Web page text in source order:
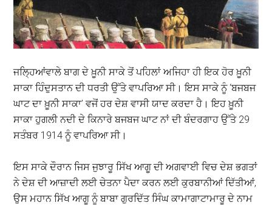
ਜਲ੍ਹਿਆਂਵਾਲੇ ਬਾਗ ਦੇ ਖ਼ੂਨੀ ਸਾਕੇ ਤੋਂ ਪਹਿਲਾਂ ਅਜਿਹਾ ਹੀ ਇਕ ਹੋਰ ਖ਼ੂਨੀ
ਸਾਕਾ ਹਿੰਦੁਸਤਾਨ ਦੀ ਧਰਤੀ ਉੱਤੇ ਵਾਪਰਿਆ ਸੀ। ਇਸ ਸਾਕੇ ਨੂੰ ‘ਬਜਬਜ
ਘਾਟ ਦਾ ਖ਼ੂਨੀ ਸਾਕਾ’ ਵਜੋਂ ਹਰ ਦੇਸ਼ ਵਾਸੀ ਯਾਦ ਕਰਦਾ ਹੈ। ਇਹ ਖ਼ੂਨੀ
ਸਾਕਾ ਹੁਗਲੀ ਨਦੀ ਦੇ ਕਿਨਾਰੇ ਬਜਬਜ ਘਾਟ ਨਾਂ ਦੀ ਬੰਦਰਗਾਹ ਉੱਤੇ 29
ਸਤੰਬਰ 1914 ਨੂੰ ਵਾਪਰਿਆ ਸੀ।
ਇਸ ਸਾਕੇ ਦੌਰਾਨ ਜਿਸ ਜੁਝਾਰੂ ਸਿੱਖ ਆਗੂ ਦੀ ਅਗਵਾਈ ਵਿਚ ਦੇਸ਼ ਭਗਤਾਂ
ਨੇ ਦੇਸ਼ ਦੀ ਆਜ਼ਾਦੀ ਲਈ ਚੇਤਨਾ ਪੈਦਾ ਕਰਨ ਲਈ ਕੁਰਬਾਨੀਆਂ ਦਿੱਤੀਆਂ,
ਉਸ ਮਹਾਨ ਸਿੱਖ ਆਗੂ ਨੂੰ ਬਾਬਾ ਗੁਰਦਿੱਤ ਸਿੰਘ ਕਾਮਾਗਾਟਾਮਾਰੂ ਦੇ ਨਾਮ